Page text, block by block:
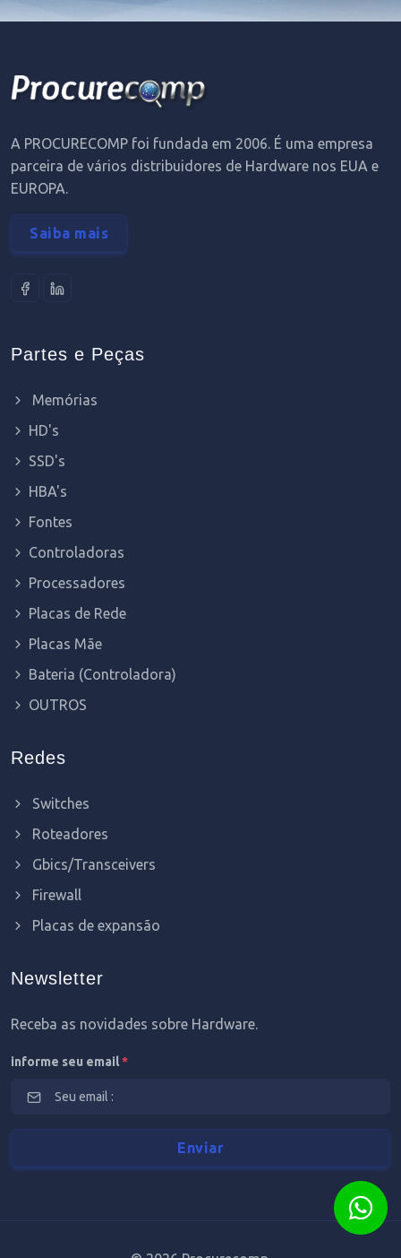
A PROCURECOMP foi fundada em 2006. É uma empresa
parceira de vários distribuidores de Hardware nos EUA e
EUROPA.
Saiba mais
Partes e Peças
Memórias
HD's
SSD's
HBA's
Fontes
Controladoras
Processadores
Placas de Rede
Placas Mãe
Bateria (Controladora)
OUTROS
Redes
Switches
Roteadores
Gbics/Transceivers
Firewall
Placas de expansão
Newsletter
Receba as novidades sobre Hardware.
informe seu email*